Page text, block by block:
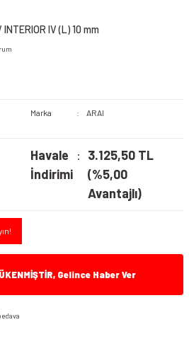
IV (L) 10 mm
Marka ARAI
Havale
İndirimi
3.125,50 TL
(%5,00
Avantajlı)
Gelince Haber Ver